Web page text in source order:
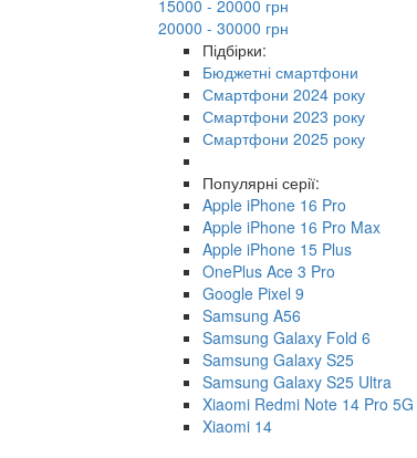
15000 - 20000 грн
20000 - 30000 грн
Підбірки:
Бюджетні смартфони
Смартфони 2024 року
Смартфони 2023 року
Смартфони 2025 року
Популярні серії:
Apple iPhone 16 Pro
Apple iPhone 16 Pro Max
Apple iPhone 15 Plus
OnePlus Ace 3 Pro
Google Pixel 9
Samsung A56
Samsung Galaxy Fold 6
Samsung Galaxy S25
Samsung Galaxy S25 Ultra
Xiaomi Redmi Note 14 Pro 5G
Xiaomi 14